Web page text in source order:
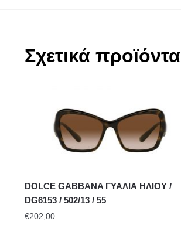
Σχετικά προϊόντα
DOLCE GABBANA ΓΥΑΛΙΑ ΗΛΙΟΥ /
DG6153 / 502/13 / 55
€202,00